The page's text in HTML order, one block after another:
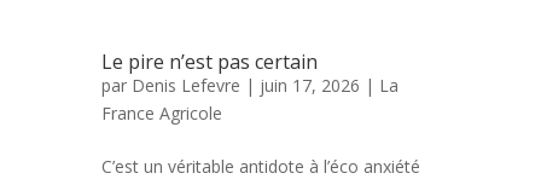
Le pire n’est pas certain
par Denis Lefevre | juin 17, 2026 | La
France Agricole
C’est un véritable antidote à l’éco anxiété